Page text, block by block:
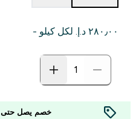
٢٨٠٫٠٠ د.إ.‏‎ لكل كيلو -
خصم يصل حتى٣٠٪